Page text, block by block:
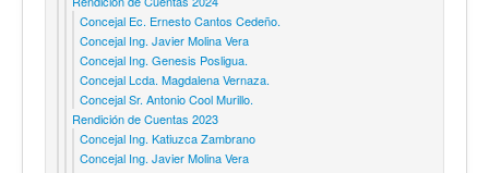
Concejal Ec. Ernesto Cantos Cedeño.
Concejal Ing. Javier Molina Vera
Concejal Ing. Genesis Posligua.
Concejal Lcda. Magdalena Vernaza.
Concejal Sr. Antonio Cool Murillo.
Rendición de Cuentas 2023
Concejal Ing. Katiuzca Zambrano
Concejal Ing. Javier Molina Vera